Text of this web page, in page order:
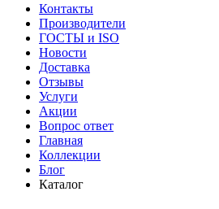
Контакты
Производители
ГОСТЫ и ISO
Новости
Доставка
Отзывы
Услуги
Акции
Вопрос ответ
Главная
Коллекции
Блог
Каталог